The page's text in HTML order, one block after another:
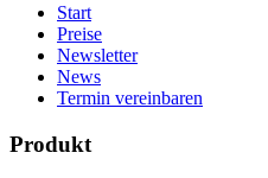
Start
Preise
Newsletter
News
Termin vereinbaren
Produkt